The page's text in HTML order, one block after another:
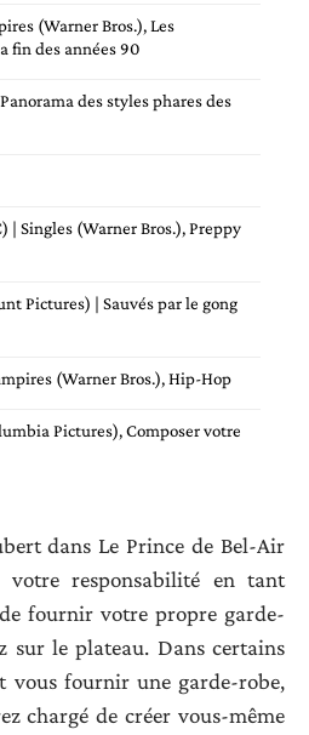
(Warner Bros.), Les
fin des années 90
des styles phares des
| Singles (Warner Bros.), Preppy
Pictures) | Sauvés par le gong
(Warner Bros.), Hip-Hop
Pictures), Composer votre
dans Le Prince de Bel-Air
responsabilité en tant
fournir votre propre garde-
sur le plateau. Dans certains
vous fournir une garde-robe,
chargé de créer vous-même